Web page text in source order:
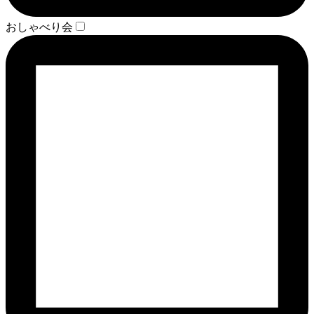
おしゃべり会